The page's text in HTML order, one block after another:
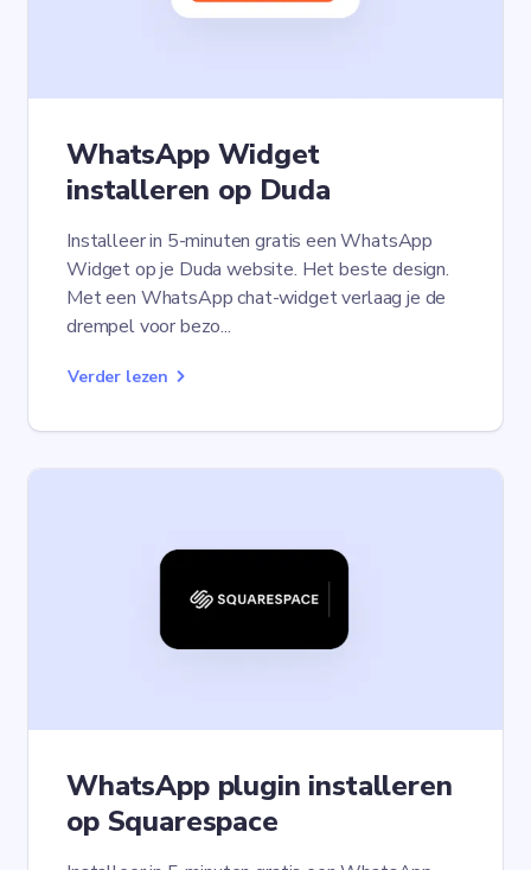
WhatsApp Widget
installeren op Duda
Installeer in 5-minuten gratis een WhatsApp
Widget op je Duda website. Het beste design.
Met een WhatsApp chat-widget verlaag je de
drempel voor bezo...
Verder lezen
WhatsApp plugin installeren
op Squarespace